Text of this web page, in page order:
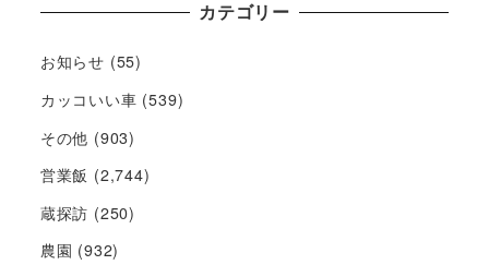
カテゴリー
お知らせ (55)
カッコいい車 (539)
その他 (903)
営業飯 (2,744)
蔵探訪 (250)
農園 (932)